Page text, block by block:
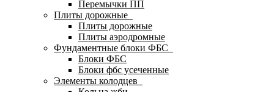
Перемычки ПП
Плиты дорожные
Плиты дорожные
Плиты аэродромные
Фундаментные блоки ФБС
Блоки ФБС
Блоки фбс усеченные
Элементы колодцев